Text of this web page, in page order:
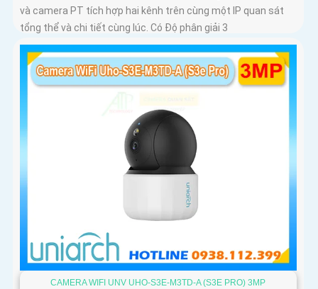
và camera PT tích hợp hai kênh trên cùng một IP quan sát
tổng thể và chi tiết cùng lúc. Có Độ phân giải 3
CAMERA WIFI UNV UHO-S3E-M3TD-A (S3E PRO) 3MP